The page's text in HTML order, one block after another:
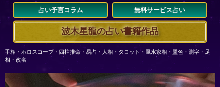
占い予言コラム 無料サービス占い
波木星龍の占い書籍作品
手相・ホロスコープ・四柱推命・易占・人相・タロット・風水家相・墨色・測字・足
相・改名